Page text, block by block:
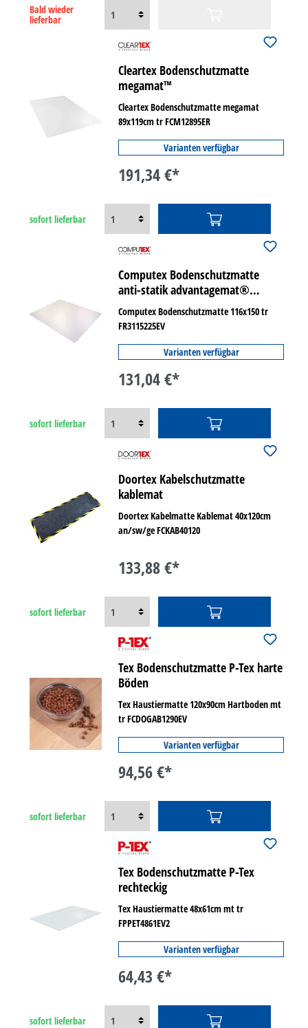
Bald wieder
lieferbar
Cleartex Bodenschutzmatte
megamat™
Cleartex Bodenschutzmatte megamat
89x119cm tr FCM12895ER
Varianten verfügbar
191,34 €*
sofort lieferbar
Computex Bodenschutzmatte
anti-statik advantagemat®
weiche Böden rechteckig
Computex Bodenschutzmatte 116x150 tr
FR3115225EV
Varianten verfügbar
131,04 €*
sofort lieferbar
Doortex Kabelschutzmatte
kablemat
Doortex Kabelmatte Kablemat 40x120cm
an/sw/ge FCKAB40120
133,88 €*
sofort lieferbar
Tex Bodenschutzmatte P-Tex harte
Böden
Tex Haustiermatte 120x90cm Hartboden mt
tr FCDOGAB1290EV
Varianten verfügbar
94,56 €*
sofort lieferbar
Tex Bodenschutzmatte P-Tex
rechteckig
Tex Haustiermatte 48x61cm mt tr
FPPET4861EV2
Varianten verfügbar
64,43 €*
sofort lieferbar